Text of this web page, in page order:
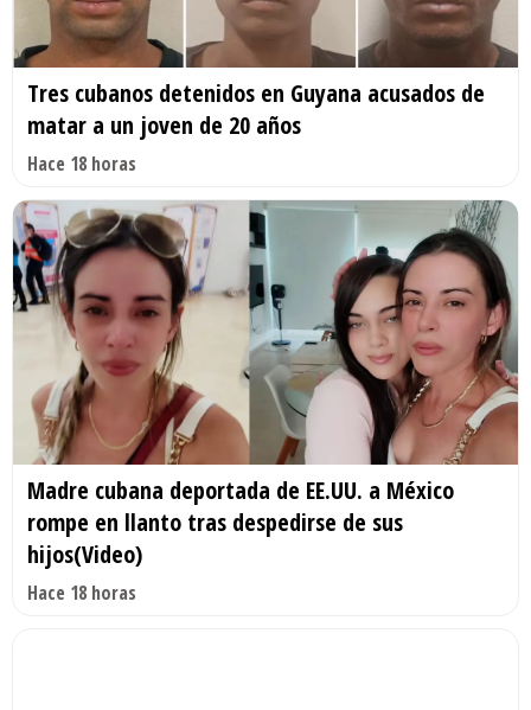
Tres cubanos detenidos en Guyana acusados de
matar a un joven de 20 años
Hace 18 horas
Madre cubana deportada de EE.UU. a México
rompe en llanto tras despedirse de sus
hijos(Video)
Hace 18 horas